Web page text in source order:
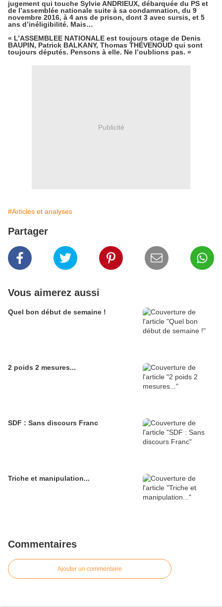
jugement qui touche Sylvie ANDRIEUX, débarquée du PS et
de l’assemblée nationale suite à sa condamnation, du 9
novembre 2016, à 4 ans de prison, dont 3 avec sursis, et 5
ans d’inéligibilité. Mais…
« L’ASSEMBLEE NATIONALE est toujours otage de Denis
BAUPIN, Patrick BALKANY, Thomas THÉVENOUD qui sont
toujours députés. Pensons à elle. Ne l’oublions pas. »
Publicité
#Articles et analyses
Partager
Vous aimerez aussi
Quel bon début de semaine !
2 poids 2 mesures...
SDF : Sans discours Franc
Triche et manipulation...
Commentaires
Ajouter un commentaire